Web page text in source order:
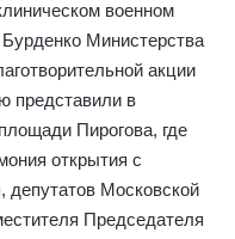
военном
Министерства
акции
представили в
Пирогова, где
открытия с
депутатов Московской
Председателя